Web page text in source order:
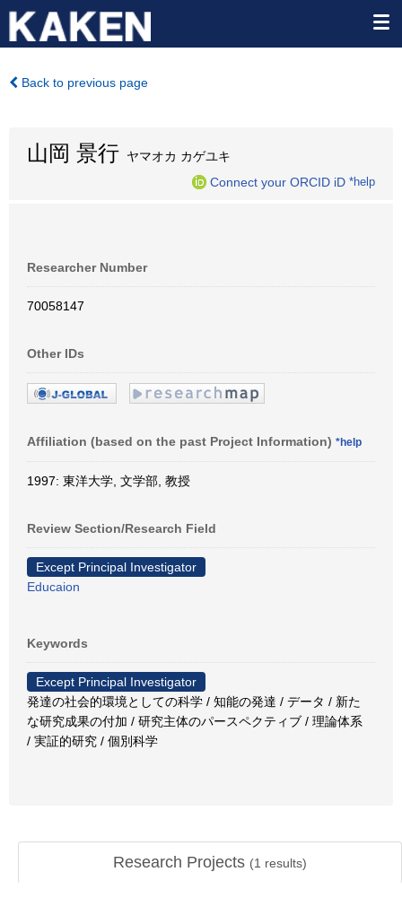
Back to previous page
山岡 景行 ヤマオカ カゲユキ
Connect your ORCID iD *help
Researcher Number
70058147
Other IDs
Affiliation (based on the past Project Information) *help
1997: 東洋大学, 文学部, 教授
Review Section/Research Field
Except Principal Investigator
Educaion
Keywords
Except Principal Investigator
発達の社会的環境としての科学 / 知能の発達 / データ / 新た
な研究成果の付加 / 研究主体のパースペクティブ / 理論体系
/ 実証的研究 / 個別科学
Research Projects (1 results)